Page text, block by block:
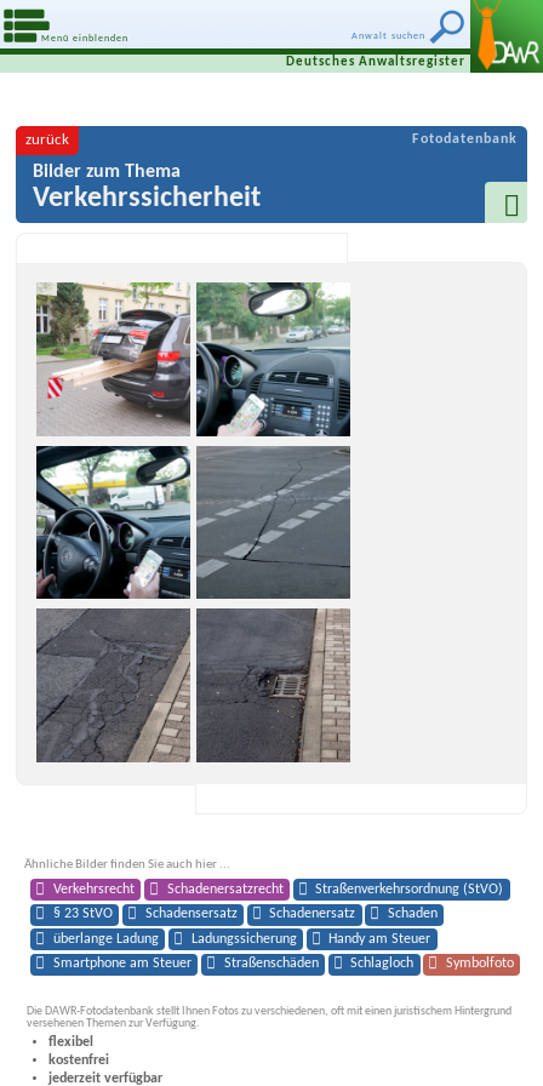
Anwalt suchen
Menü einblenden
Deutsches Anwaltsregister
zurück Fotodatenbank
Bilder zum Thema
Verkehrssicherheit
Ähnliche Bilder finden Sie auch hier ...
Verkehrsrecht Schadenersatzrecht
Straßenverkehrsordnung (StVO)
§ 23 StVO
Schadensersatz Schadenersatz
Schaden
überlange Ladung
Ladungssicherung
Handy am Steuer
Smartphone am Steuer
Straßenschäden Schlagloch Symbolfoto
Die DAWR-Fotodatenbank stellt Ihnen Fotos zu verschiedenen, oft mit einen juristischem Hintergrund
versehenen Themen zur Verfügung.
flexibel
kostenfrei
jederzeit verfügbar